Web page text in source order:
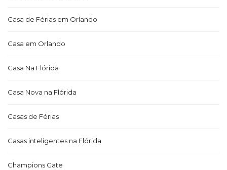
Casa de Férias em Orlando
Casa em Orlando
Casa Na Flórida
Casa Nova na Flórida
Casas de Férias
Casas inteligentes na Flórida
Champions Gate